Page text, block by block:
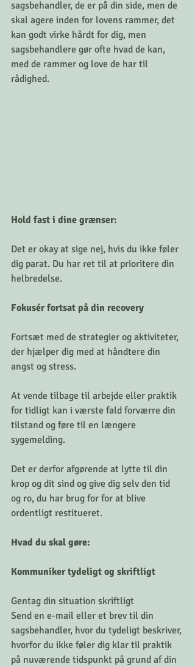
sagsbehandler, de er på din side, men de
skal agere inden for lovens rammer, det
kan godt virke hårdt for dig, men
sagsbehandlere gør ofte hvad de kan,
med de rammer og love de har til
rådighed.
Hold fast i dine grænser:
Det er okay at sige nej, hvis du ikke føler
dig parat. Du har ret til at prioritere din
helbredelse.
Fokusér fortsat på din recovery
Fortsæt med de strategier og aktiviteter,
der hjælper dig med at håndtere din
angst og stress.
At vende tilbage til arbejde eller praktik
for tidligt kan i værste fald forværre din
tilstand og føre til en længere
sygemelding.
Det er derfor afgørende at lytte til din
krop og dit sind og give dig selv den tid
og ro, du har brug for for at blive
ordentligt restitueret.
Hvad du skal gøre:
Kommuniker tydeligt og skriftligt
Gentag din situation skriftligt
Send en e-mail eller et brev til din
sagsbehandler, hvor du tydeligt beskriver,
hvorfor du ikke føler dig klar til praktik
på nuværende tidspunkt på grund af din